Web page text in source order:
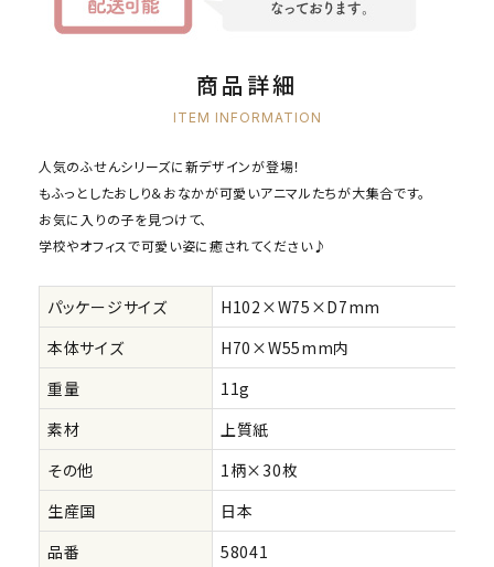
商品詳細
ITEM INFORMATION
人気のふせんシリーズに新デザインが登場！
もふっとしたおしり＆おなかが可愛いアニマルたちが大集合です。
お気に入りの子を見つけて、
学校やオフィスで可愛い姿に癒されてください♪
パッケージサイズ
H102×W75×D7mm
本体サイズ
H70×W55mm内
重量
11g
素材
上質紙
その他
1柄×30枚
生産国
日本
品番
58041